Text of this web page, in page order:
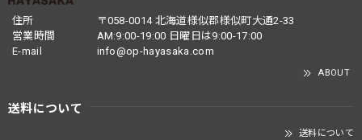
住所
〒058-0014 北海道様似郡様似町大通2-33
営業時間
AM:9:00-19:00 日曜日は9:00-17:00
E-mail
info@op-hayasaka.com
ABOUT
送料について
送料について